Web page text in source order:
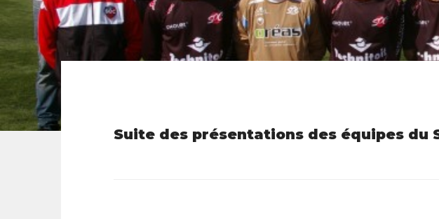
Suite des présentations des équipes du